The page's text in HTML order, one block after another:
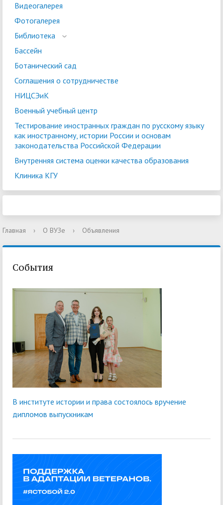
Видеогалерея
Фотогалерея
Библиотека
Бассейн
Ботанический сад
Соглашения о сотрудничестве
НИЦСЭиК
Военный учебный центр
Тестирование иностранных граждан по русскому языку
как иностранному, истории России и основам
законодательства Российской Федерации
Внутренняя система оценки качества образования
Клиника КГУ
Главная › О ВУЗе › Объявления
События
В институте истории и права состоялось вручение
дипломов выпускникам